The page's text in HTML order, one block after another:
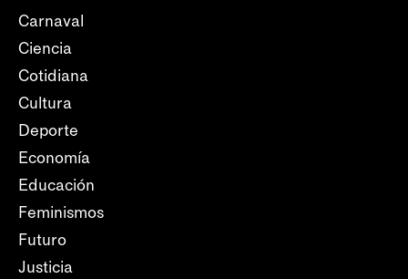
Carnaval
Ciencia
Cotidiana
Cultura
Deporte
Economía
Educación
Feminismos
Futuro
Justicia